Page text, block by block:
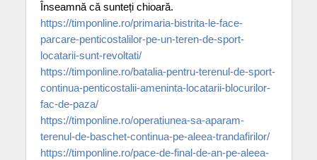
Înseamnă că sunteți chioară.
https://timponline.ro/primaria-bistrita-le-face-
parcare-penticostalilor-pe-un-teren-de-sport-
locatarii-sunt-revoltati/
https://timponline.ro/batalia-pentru-terenul-de-sport-
continua-penticostalii-ameninta-locatarii-blocurilor-
fac-de-paza/
https://timponline.ro/operatiunea-sa-aparam-
terenul-de-baschet-continua-pe-aleea-trandafirilor/
https://timponline.ro/pace-de-final-de-an-pe-aleea-